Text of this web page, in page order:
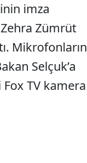
imza
Zümrüt
Mikrofonların
Selçuk’a
Fox TV kamera